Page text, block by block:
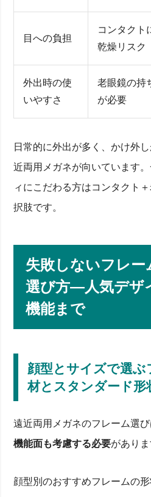
目への負担
コンタクト
乾燥リスク
外出時の使
いやすさ
老眼鏡の持
が必要
日常的に外出が多く、かけ外
近両用メガネが向いています
ィにこだわる方はコンタクト
択肢です。
失敗しないフレー
選び方―人気デザ
機能まで
顔型とサイズで選ぶ
材とスタンダード形
遠近両用メガネのフレーム選
機能面も考慮する必要がありま
顔型別のおすすめフレームの